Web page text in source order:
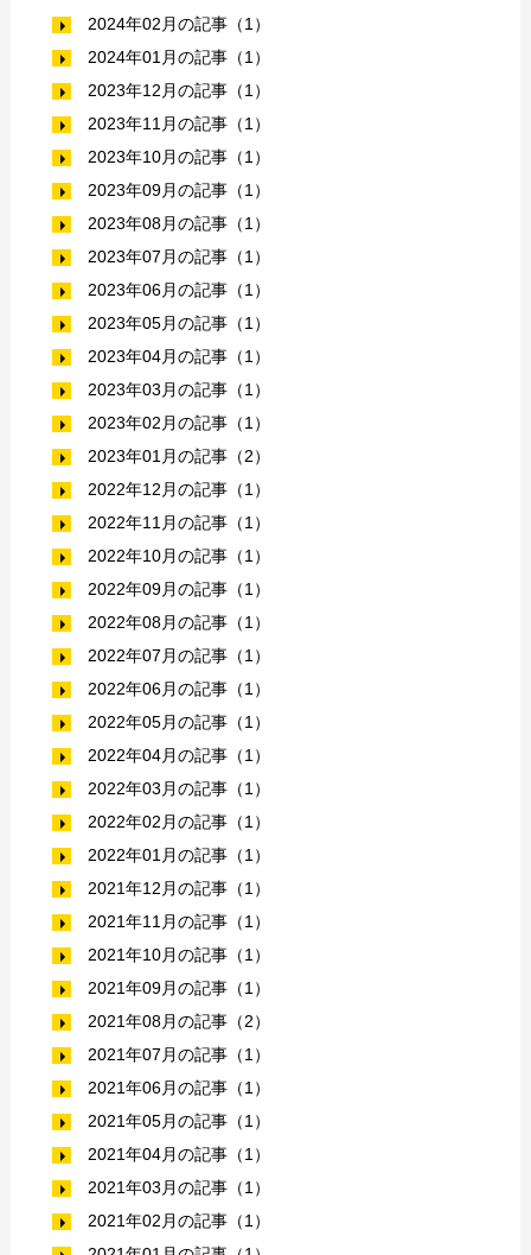
2024年02月の記事（1）
2024年01月の記事（1）
2023年12月の記事（1）
2023年11月の記事（1）
2023年10月の記事（1）
2023年09月の記事（1）
2023年08月の記事（1）
2023年07月の記事（1）
2023年06月の記事（1）
2023年05月の記事（1）
2023年04月の記事（1）
2023年03月の記事（1）
2023年02月の記事（1）
2023年01月の記事（2）
2022年12月の記事（1）
2022年11月の記事（1）
2022年10月の記事（1）
2022年09月の記事（1）
2022年08月の記事（1）
2022年07月の記事（1）
2022年06月の記事（1）
2022年05月の記事（1）
2022年04月の記事（1）
2022年03月の記事（1）
2022年02月の記事（1）
2022年01月の記事（1）
2021年12月の記事（1）
2021年11月の記事（1）
2021年10月の記事（1）
2021年09月の記事（1）
2021年08月の記事（2）
2021年07月の記事（1）
2021年06月の記事（1）
2021年05月の記事（1）
2021年04月の記事（1）
2021年03月の記事（1）
2021年02月の記事（1）